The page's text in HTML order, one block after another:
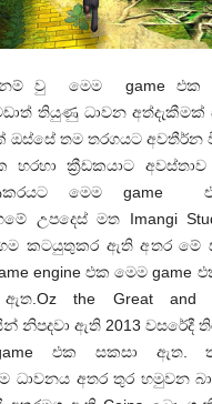
නම් වු මෙම game එක
තියුණු ධාවන
තම තරගයට අවතීර්න
හරහා ක්‍රීඩකයාට
මෙම game
උපදෙස් මත Imangi
කටයුතුකර ඇති අතර මේ
engine එක මෙම
ඇත.Oz the Great
නිපදවා ඇති 2013 වසරේදී
එක සකසා ඇත.
ධාවනය අතර තුර හමුවන